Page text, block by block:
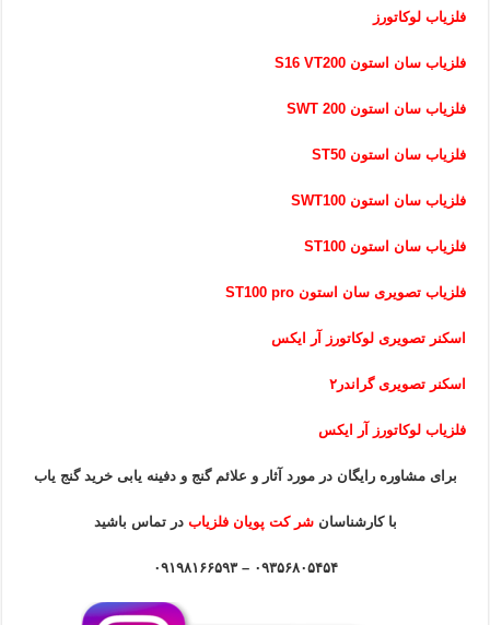
فلزیاب لوکاتورز
فلزیاب سان استون S16 VT200
فلزیاب سان استون SWT 200
فلزیاب سان استون ST50
فلزیاب سان استون SWT100
فلزیاب سان استون ST100
فلزیاب تصویری سان استون ST100 pro
اسکنر تصویری لوکاتورز آر ایکس
اسکنر تصویری گراندر۲
فلزیاب لوکاتورز آر ایکس
برای مشاوره رایگان در مورد آثار و علائم گنج و دفینه یابی خرید گنج یاب
با کارشناسانشر کت پویان فلزیاب در تماس باشید
۰۹۳۵۶۸۰۵۴۵۴ – ۰۹۱۹۸۱۶۶۵۹۳